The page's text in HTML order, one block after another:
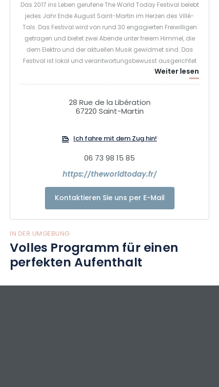
Das 2017 ins Leben gerufene The World Today Festival belebt
jedes Jahr Ende August Saint-Martin im Herzen des Villé-
Tals. Das Festival wird von rund 30 engagierten Freiwilligen
getragen und bietet zwei Abende unter freiem Himmel, die
dem Elektro und der aktuellen Musik gewidmet sind. Das
Festival ist lokal und verantwortungsbewusst ausgerichtet
und vereint zahlreiche Partner, mit kostenlosem Camping
und Parken sowie Restaurants und Bars vor Ort. Auf der
auf, was das Festival zu einem wichtigen Termin des
Weiter lesen
28 Rue de la Libération
67220 Saint-Martin
Ich fahre mit dem Zug hin!
06 73 98 15 85
https://theworldtoday.fr/
Kontaktieren Sie uns per E-Mail
IN DER UMGEBUNG
Volles Programm für einen
perfekten Aufenthalt